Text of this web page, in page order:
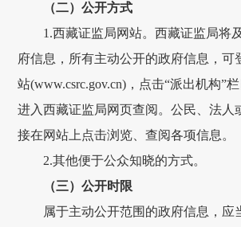
（二）公开方式
1.西藏证监局网站。西藏证监局将
府信息， 所有主动公开的政府信息，可
站(www.csrc.gov.cn) ，点击“派出机构”
进入西藏证监局网页查阅。公民、法人
接在网站上点击浏览、查阅各项信息。
2.其他便于公众知晓的方式。
（三）公开时限
属于主动公开范围 的政府信息，应